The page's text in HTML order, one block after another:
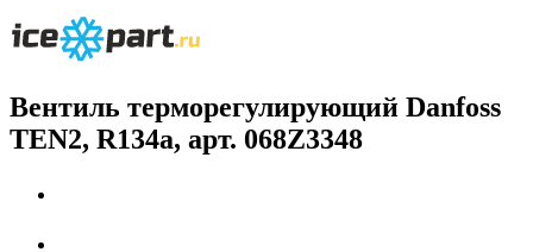
Вентиль терморегулирующий Danfoss
TEN2, R134а, арт. 068Z3348